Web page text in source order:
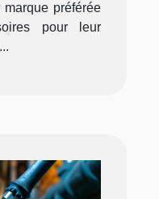
préférée
pour leur